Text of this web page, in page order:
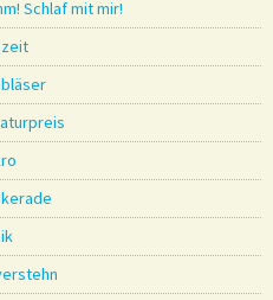
Schlaf mit mir!